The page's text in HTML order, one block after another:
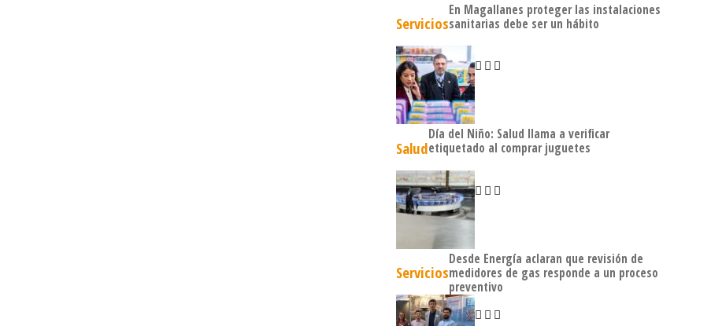
Servicios
En Magallanes proteger las instalaciones
sanitarias debe ser un hábito
Salud
Día del Niño: Salud llama a verificar
etiquetado al comprar juguetes
Servicios
Desde Energía aclaran que revisión de
medidores de gas responde a un proceso
preventivo